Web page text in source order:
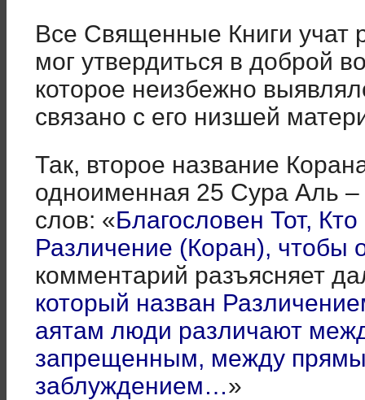
Все Священные Книги учат
мог утвердиться в доброй
которое неизбежно
связано с его низшей
Так, второе название
одноименная 25 Сура Аль –
слов: «Благословен Тот,
Различение (Коран), чтобы
комментарий разъясняет
который назван
аятам люди различают
запрещенным, между
заблуждением…»